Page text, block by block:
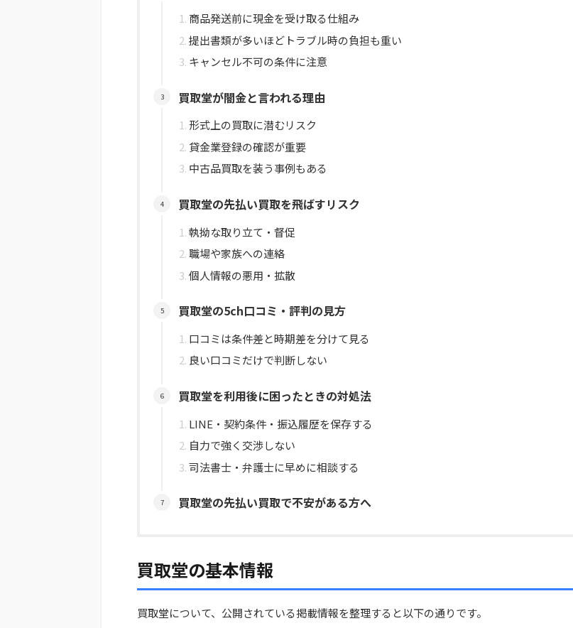
商品発送前に現金を受け取る仕組み
提出書類が多いほどトラブル時の負担も重い
キャンセル不可の条件に注意
買取堂が闇金と言われる理由
形式上の買取に潜むリスク
貸金業登録の確認が重要
中古品買取を装う事例もある
買取堂の先払い買取を飛ばすリスク
執拗な取り立て・督促
職場や家族への連絡
個人情報の悪用・拡散
買取堂の5ch口コミ・評判の見方
口コミは条件差と時期差を分けて見る
良い口コミだけで判断しない
買取堂を利用後に困ったときの対処法
LINE・契約条件・振込履歴を保存する
自力で強く交渉しない
司法書士・弁護士に早めに相談する
買取堂の先払い買取で不安がある方へ
買取堂の基本情報
買取堂について、公開されている掲載情報を整理すると以下の通りです。